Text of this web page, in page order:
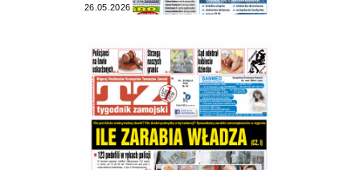
26.05.2026